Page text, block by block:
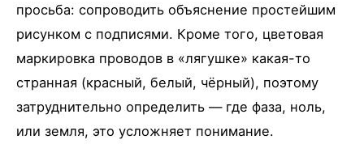
просьба: сопроводить объяснение простейшим
рисунком с подписями. Кроме того, цветовая
маркировка проводов в «лягушке» какая-то
странная (красный, белый, чёрный), поэтому
затруднительно определить — где фаза, ноль,
или земля, это усложняет понимание.